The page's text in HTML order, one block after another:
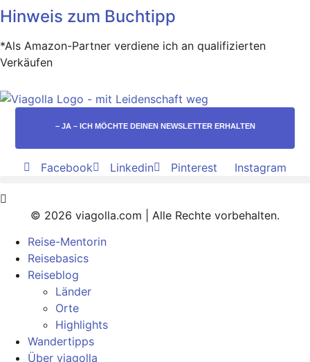
Hinweis zum Buchtipp
*Als Amazon-Partner verdiene ich an qualifizierten
Verkäufen
– JA – ICH MÖCHTE DEINEN NEWSLETTER ERHALTEN
Facebook Linkedin Pinterest Instagram
© 2026 viagolla.com | Alle Rechte vorbehalten.
Reise-Mentorin
Reisebasics
Reiseblog
Länder
Orte
Highlights
Wandertipps
Über viagolla